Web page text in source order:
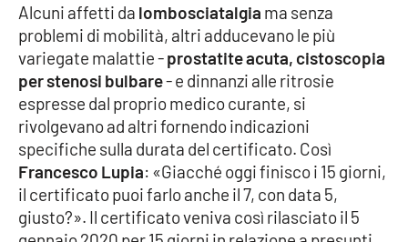
EDIZIONI
LOCALI
Catanzaro
Crotone
Vibo Valentia
Reggio Calabria
Alcuni affetti da lombosciatalgia ma senza
problemi di mobilità, altri adducevano le più
variegate malattie -prostatite acuta, cistoscopia
per stenosi bulbare- e dinnanzi alle ritrosie
espresse dal proprio medico curante, si
rivolgevano ad altri fornendo indicazioni
specifiche sulla durata del certificato. Così
Francesco Lupia: «Giacché oggi finisco i 15 giorni,
il certificato puoi farlo anche il 7, con data 5,
giusto?». Il certificato veniva così rilasciato il 5